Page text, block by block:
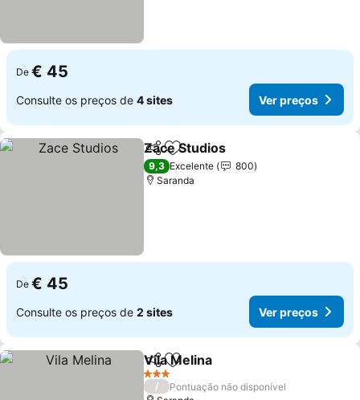
De € 45
Consulte os preços de 4 sites Ver preços
PartilharAdicionar aos favoritos
Zace Studios
9,3 Excelente
800
Saranda
De € 45
Consulte os preços de 2 sites Ver preços
PartilharAdicionar aos favoritos
Vila Melina
3 Estrelas
/
Pontuação não disponível